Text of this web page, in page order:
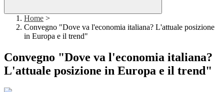
Home >
Convegno "Dove va l'economia italiana? L'attuale posizione
in Europa e il trend"
Convegno "Dove va l'economia italiana?
L'attuale posizione in Europa e il trend"